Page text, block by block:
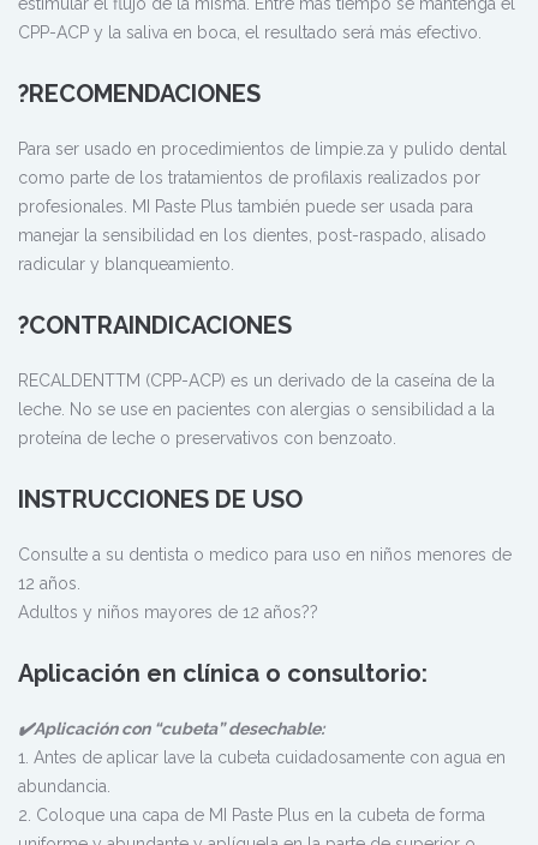
CPP-ACP y la saliva en boca, el resultado será más efectivo.
?RECOMENDACIONES
Para ser usado en procedimientos de limpie.za y pulido dental
como parte de los tratamientos de profilaxis realizados por
profesionales. MI Paste Plus también puede ser usada para
manejar la sensibilidad en los dientes, post-raspado, alisado
radicular y blanqueamiento.
?CONTRAINDICACIONES
RECALDENTTM (CPP-ACP) es un derivado de la caseína de la
leche. No se use en pacientes con alergias o sensibilidad a la
proteína de leche o preservativos con benzoato.
INSTRUCCIONES DE USO
Consulte a su dentista o medico para uso en niños menores de
12 años.
Adultos y niños mayores de 12 años??
Aplicación en clínica o consultorio:
✔️Aplicación con “cubeta” desechable:
1. Antes de aplicar lave la cubeta cuidadosamente con agua en
abundancia.
2. Coloque una capa de MI Paste Plus en la cubeta de forma